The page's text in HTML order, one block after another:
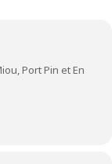
Port Pin et En